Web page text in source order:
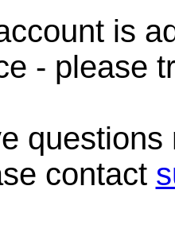
is
- please
contact